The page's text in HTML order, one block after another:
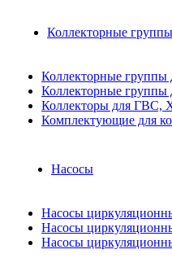
Коллекторные группы
Коллекторные группы
Коллекторные группы
Коллекторы для ГВС,
Комплектующие для
Насосы
Насосы
Насосы
Насосы